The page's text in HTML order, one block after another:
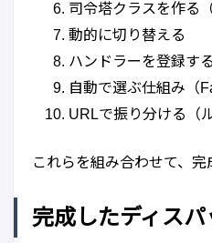
司令塔クラスを作る
動的に切り替える
ハンドラーを登録す
自動で選ぶ仕組み（
URLで振り分ける（
これらを組み合わせて、完
完成したディスパ